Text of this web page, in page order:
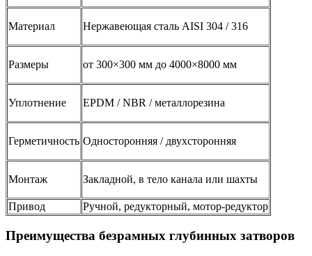
Материал Нержавеющая сталь AISI 304 / 316
Размеры от 300×300 мм до 4000×8000 мм
Уплотнение EPDM / NBR / металлорезина
Герметичность Односторонняя / двухсторонняя
Монтаж Закладной, в тело канала или шахты
Привод Ручной, редукторный, мотор-редуктор
Преимущества безрамных глубинных затворов